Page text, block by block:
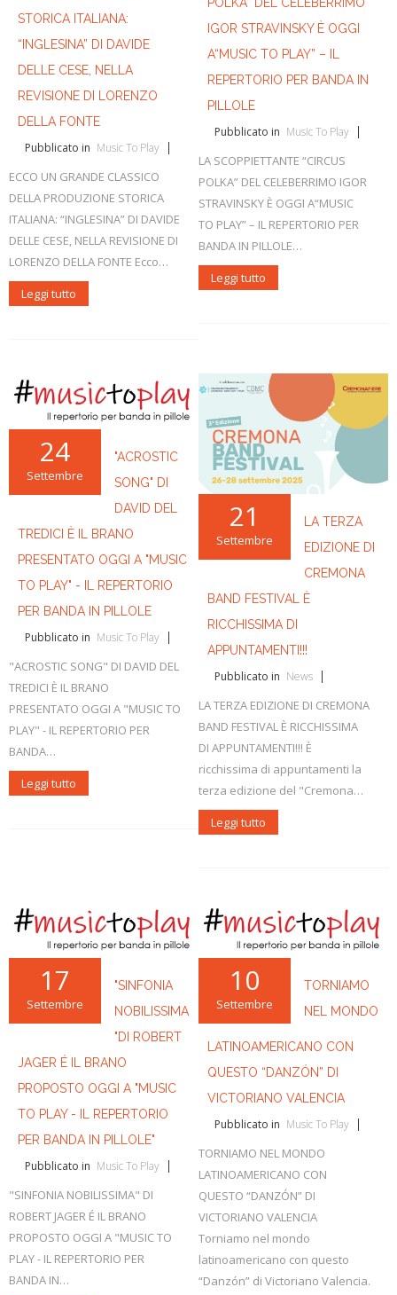
STORICA ITALIANA:
“INGLESINA” DI DAVIDE
DELLE CESE, NELLA
REVISIONE DI LORENZO
DELLA FONTE
Pubblicato in Music To Play
ECCO UN GRANDE CLASSICO
DELLA PRODUZIONE STORICA
ITALIANA: “INGLESINA” DI DAVIDE
DELLE CESE, NELLA REVISIONE DI
LORENZO DELLA FONTE Ecco…
Leggi tutto
IGOR STRAVINSKY È OGGI
A“MUSIC TO PLAY” – IL
REPERTORIO PER BANDA IN
PILLOLE
Pubblicato in Music To Play
LA SCOPPIETTANTE “CIRCUS
POLKA” DEL CELEBERRIMO IGOR
STRAVINSKY È OGGI A“MUSIC
TO PLAY” – IL REPERTORIO PER
BANDA IN PILLOLE…
Leggi tutto
24
Settembre
"ACROSTIC
SONG" DI
DAVID DEL
TREDICI È IL BRANO
PRESENTATO OGGI A "MUSIC
TO PLAY" - IL REPERTORIO
PER BANDA IN PILLOLE
Pubblicato in Music To Play
"ACROSTIC SONG" DI DAVID DEL
TREDICI È IL BRANO
PRESENTATO OGGI A "MUSIC TO
PLAY" - IL REPERTORIO PER
BANDA…
Leggi tutto
21
Settembre
LA TERZA
EDIZIONE DI
CREMONA
BAND FESTIVAL È
RICCHISSIMA DI
APPUNTAMENTI!!!
Pubblicato in News
LA TERZA EDIZIONE DI CREMONA
BAND FESTIVAL È RICCHISSIMA
DI APPUNTAMENTI!!! È
ricchissima di appuntamenti la
terza edizione del "Cremona…
Leggi tutto
17
Settembre
"SINFONIA
NOBILISSIMA
"DI ROBERT
JAGER É IL BRANO
PROPOSTO OGGI A "MUSIC
TO PLAY - IL REPERTORIO
PER BANDA IN PILLOLE"
Pubblicato in Music To Play
"SINFONIA NOBILISSIMA" DI
ROBERT JAGER É IL BRANO
PROPOSTO OGGI A "MUSIC TO
PLAY - IL REPERTORIO PER
BANDA IN…
10
Settembre
TORNIAMO
NEL MONDO
LATINOAMERICANO CON
QUESTO “DANZÓN” DI
VICTORIANO VALENCIA
Pubblicato in Music To Play
TORNIAMO NEL MONDO
LATINOAMERICANO CON
QUESTO “DANZÓN” DI
VICTORIANO VALENCIA
Torniamo nel mondo
latinoamericano con questo
“Danzón” di Victoriano Valencia.
Legislativa
Didattica
Brani d'obbligo 2008
Linee guida letteratura bandistica
RISORSE PER I COMPOSITORI